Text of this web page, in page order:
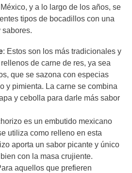
y a lo largo de los años, se
tipos de bocadillos con una
sabores.
: Estos son los más tradicionales y
de carne de res, ya sea
que se sazona con especias
y pimienta. La carne se combina
y cebolla para darle más sabor
es un embutido mexicano
utiliza como relleno en esta
aporta un sabor picante y único
con la masa crujiente.
aquellos que prefieren